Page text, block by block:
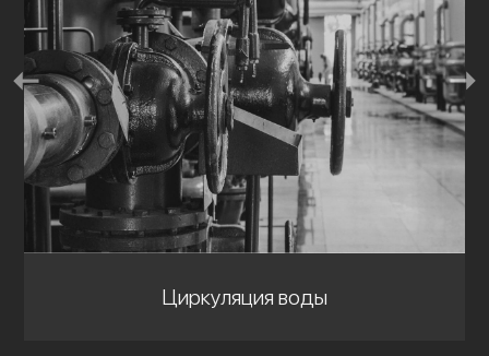
Циркуляция воды